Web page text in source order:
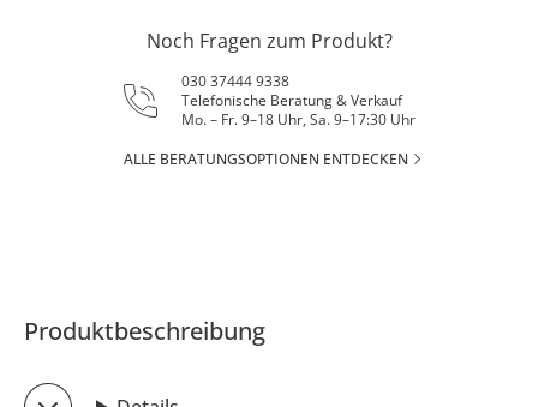
Noch Fragen zum Produkt?
030 37444 9338
Telefonische Beratung & Verkauf
Mo. – Fr. 9–18 Uhr, Sa. 9–17:30 Uhr
ALLE BERATUNGSOPTIONEN ENTDECKEN
Produktbeschreibung